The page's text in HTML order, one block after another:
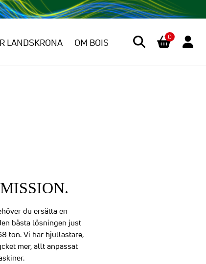
LANDSKRONA OM BOIS
0
du ersätta en
bästa lösningen just
ton. Vi har hjullastare,
mer, allt anpassat